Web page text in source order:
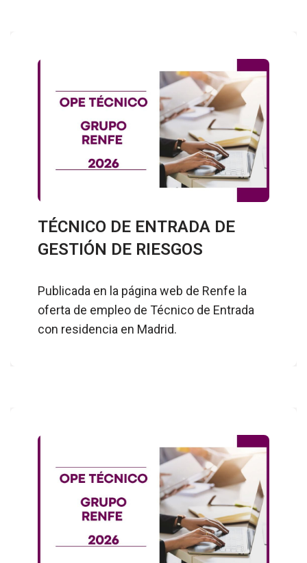
TÉCNICO DE ENTRADA DE
GESTIÓN DE RIESGOS
Publicada en la página web de Renfe la
oferta de empleo de Técnico de Entrada
con residencia en Madrid.